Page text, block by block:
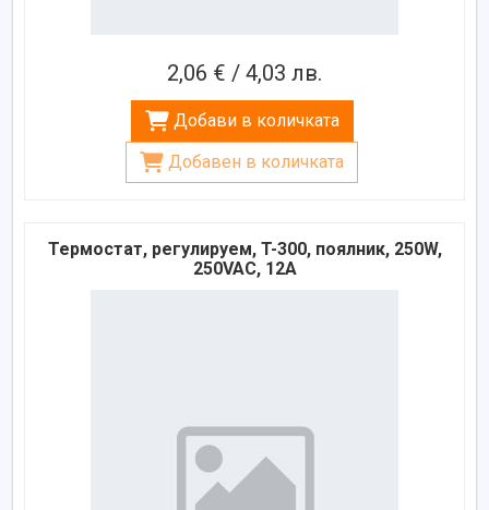
2,06 € / 4,03 лв.
Добави в количката
Добавен в количката
Термостат, регулируем, T-300, поялник, 250W,
250VAC, 12A